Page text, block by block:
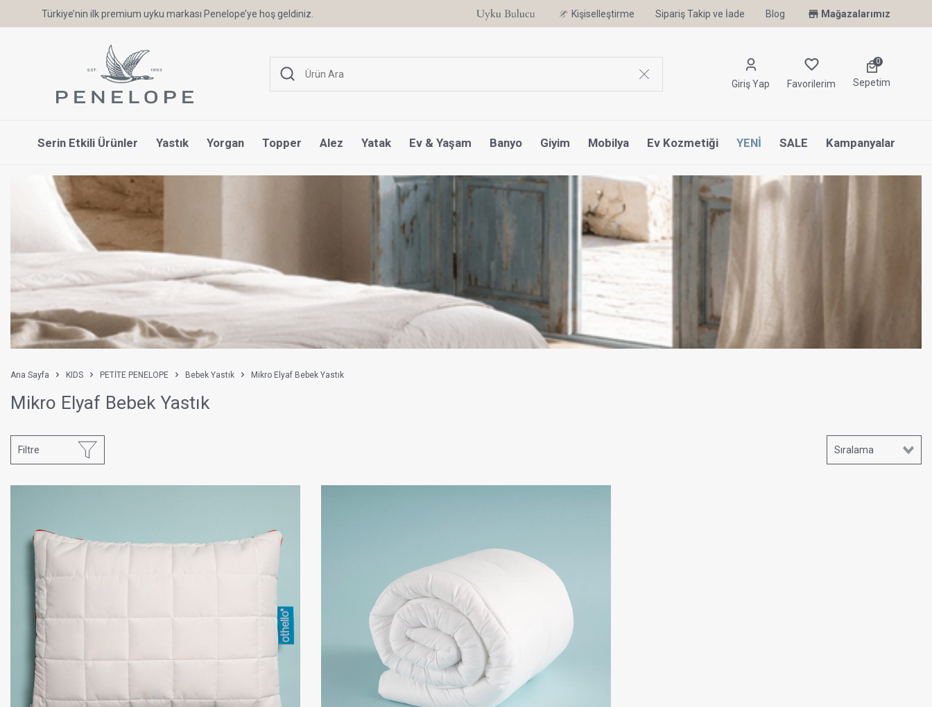
Türkiye’nin ilk premium uyku markası Penelope’ye hoş geldiniz. 6 Ay'a Varan Taksit Ayrıcalığı Uyku Uzmanı Othello Şimdi Penelope'de
Kişiselleştirme Sipariş Takip ve İade Blog Mağazalarımız
Giriş Yap Favorilerim
0
Sepetim
Serin Etkili Ürünler Yastık Yorgan Topper Alez Yatak Ev & Yaşam Banyo Giyim Mobilya Ev Kozmetiği YENİ SALE Kampanyalar
Ana Sayfa KIDS PETİTE PENELOPE Bebek Yastık Mikro Elyaf Bebek Yastık
Mikro Elyaf Bebek Yastık
Filtre